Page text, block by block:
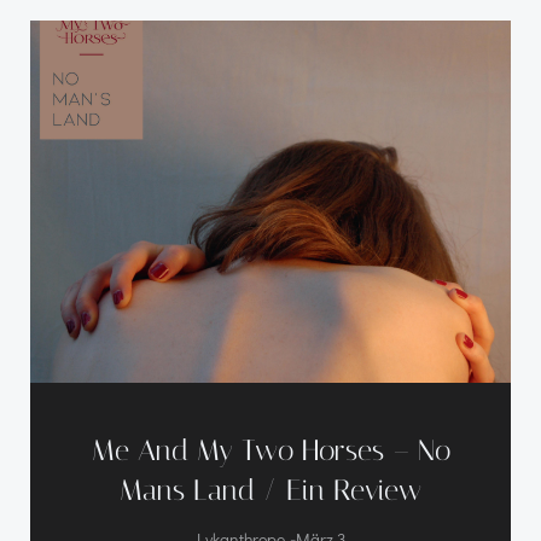
Me And My Two Horses – No
Mans Land / Ein Review